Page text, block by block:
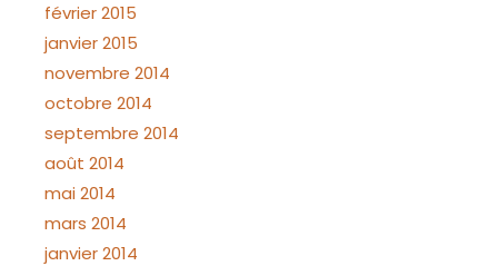
février 2015
janvier 2015
novembre 2014
octobre 2014
septembre 2014
août 2014
mai 2014
mars 2014
janvier 2014